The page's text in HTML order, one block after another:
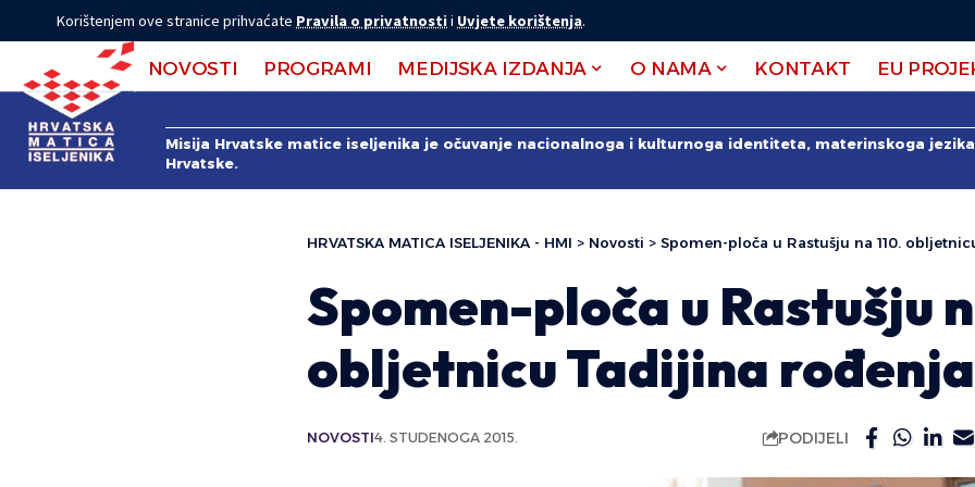
Korištenjem ove stranice prihvaćate Pravila o privatnostii Uvjete korištenja.
NOVOSTI PROGRAMI MEDIJSKA IZDANJA O NAMA KONTAKT EU
Misija Hrvatske matice iseljenika je očuvanje nacionalnoga i kulturnoga identiteta, materinskoga
Hrvatske.
HRVATSKA MATICA ISELJENIKA - HMI > Novosti > Spomen-ploča u Rastušju na 110.
Spomen-ploča u Rastušju
obljetnicu Tadijina rođenja
NOVOSTI4. STUDENOGA 2015. PODIJELI